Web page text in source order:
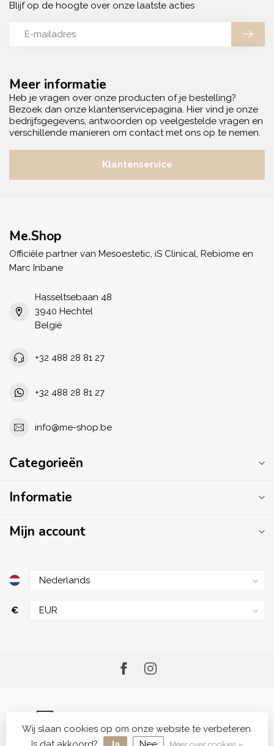
Meer informatie
Heb je vragen over onze producten of je bestelling?
Bezoek dan onze klantenservicepagina. Hier vind je onze
bedrijfsgegevens, antwoorden op veelgestelde vragen en
verschillende manieren om contact met ons op te nemen.
Klantenservice
Blijf op de hoogte over onze laatste acties
Me.Shop
Officiële partner van Mesoestetic, iS Clinical, Rebiome en
Marc Inbane
Hasseltsebaan 48
3940 Hechtel
België
+32 488 28 81 27
+32 488 28 81 27
info@me-shop.be
Categorieën
Informatie
Mijn account
€
© Copyright 2026 Me.Shop - Your Skincare Shop
Wij slaan cookies op om onze website te verbeteren.